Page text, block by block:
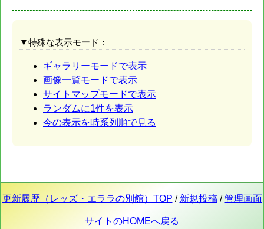
▼特殊な表示モード：
ギャラリーモードで表示
画像一覧モードで表示
サイトマップモードで表示
ランダムに1件を表示
今の表示を時系列順で見る
更新履歴（レッズ・エララの別館）TOP / 新規投稿/管理画面
サイトのHOMEへ戻る